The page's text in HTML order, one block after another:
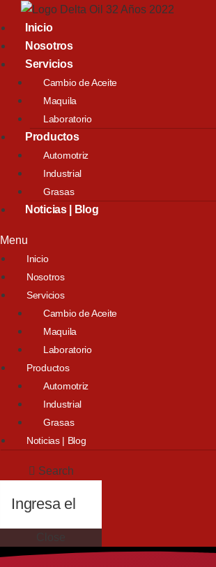
Inicio
Nosotros
Servicios
Cambio de Aceite
Maquila
Laboratorio
Productos
Automotriz
Industrial
Grasas
Noticias | Blog
Menu
Inicio
Nosotros
Servicios
Cambio de Aceite
Maquila
Laboratorio
Productos
Automotriz
Industrial
Grasas
Noticias | Blog
Search